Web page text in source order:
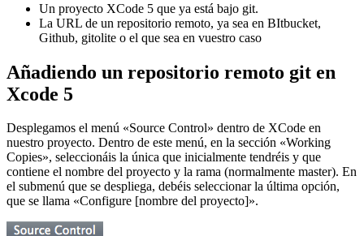
Un proyecto XCode 5 que ya está bajo git.
La URL de un repositorio remoto, ya sea en BItbucket,
Github, gitolite o el que sea en vuestro caso
Añadiendo un repositorio remoto git en
Xcode 5
Desplegamos el menú «Source Control» dentro de XCode en
nuestro proyecto. Dentro de este menú, en la sección «Working
Copies», seleccionáis la única que inicialmente tendréis y que
contiene el nombre del proyecto y la rama (normalmente master). En
el submenú que se despliega, debéis seleccionar la última opción,
que se llama «Configure [nombre del proyecto]».